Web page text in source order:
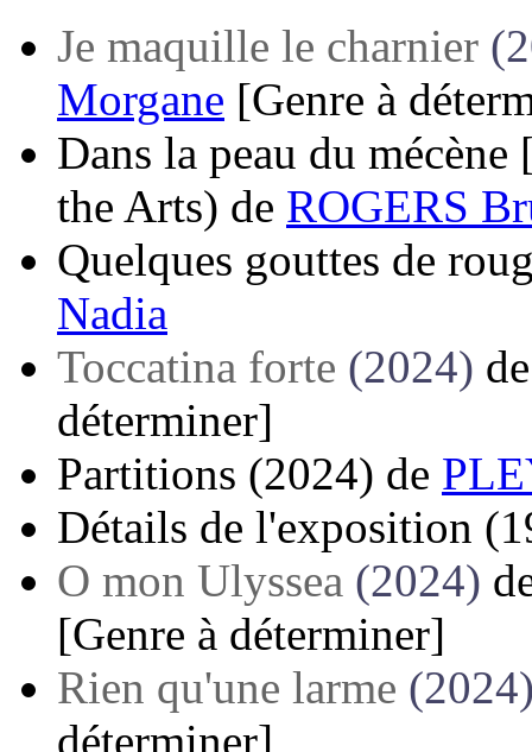
Je maquille le charnier
Morgane [Genre à
Dans la peau du mécène
the Arts) de ROGERS
Quelques gouttes de
Nadia
Toccatina forte (2024)
déterminer]
Partitions (2024) de
Détails de l'exposition
O mon Ulyssea (2024)
[Genre à déterminer]
Rien qu'une larme
déterminer]